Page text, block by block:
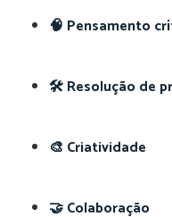
🧠 Pensamento
🛠 Resolução de
🎨 Criatividade
🤝 Colaboração